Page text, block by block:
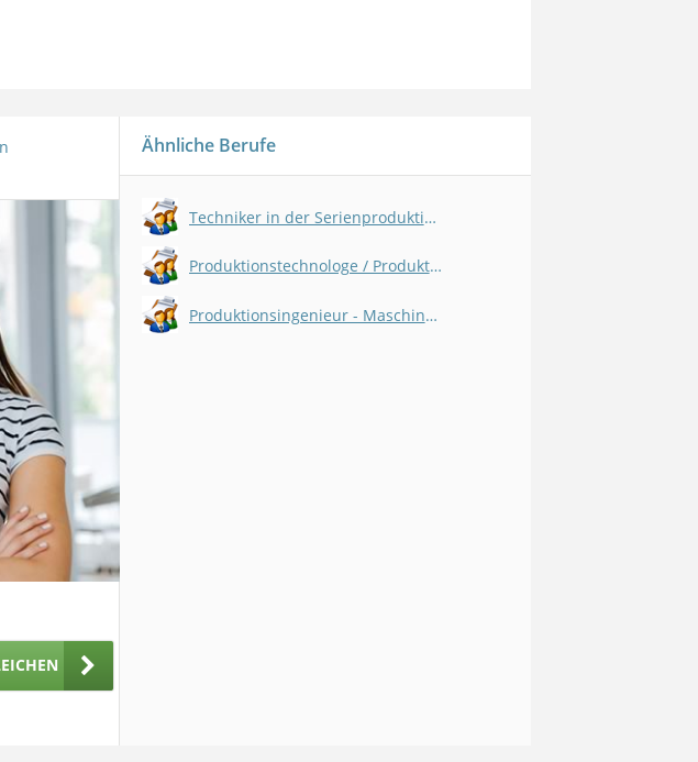
Ähnliche Berufe
Techniker in der Serienproduktion
Produktionstechnologe / Produktionstechnologin
Produktionsingenieur - Maschinenbau